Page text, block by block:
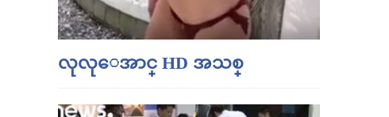
လုလုေအာင္ HD အသစ္